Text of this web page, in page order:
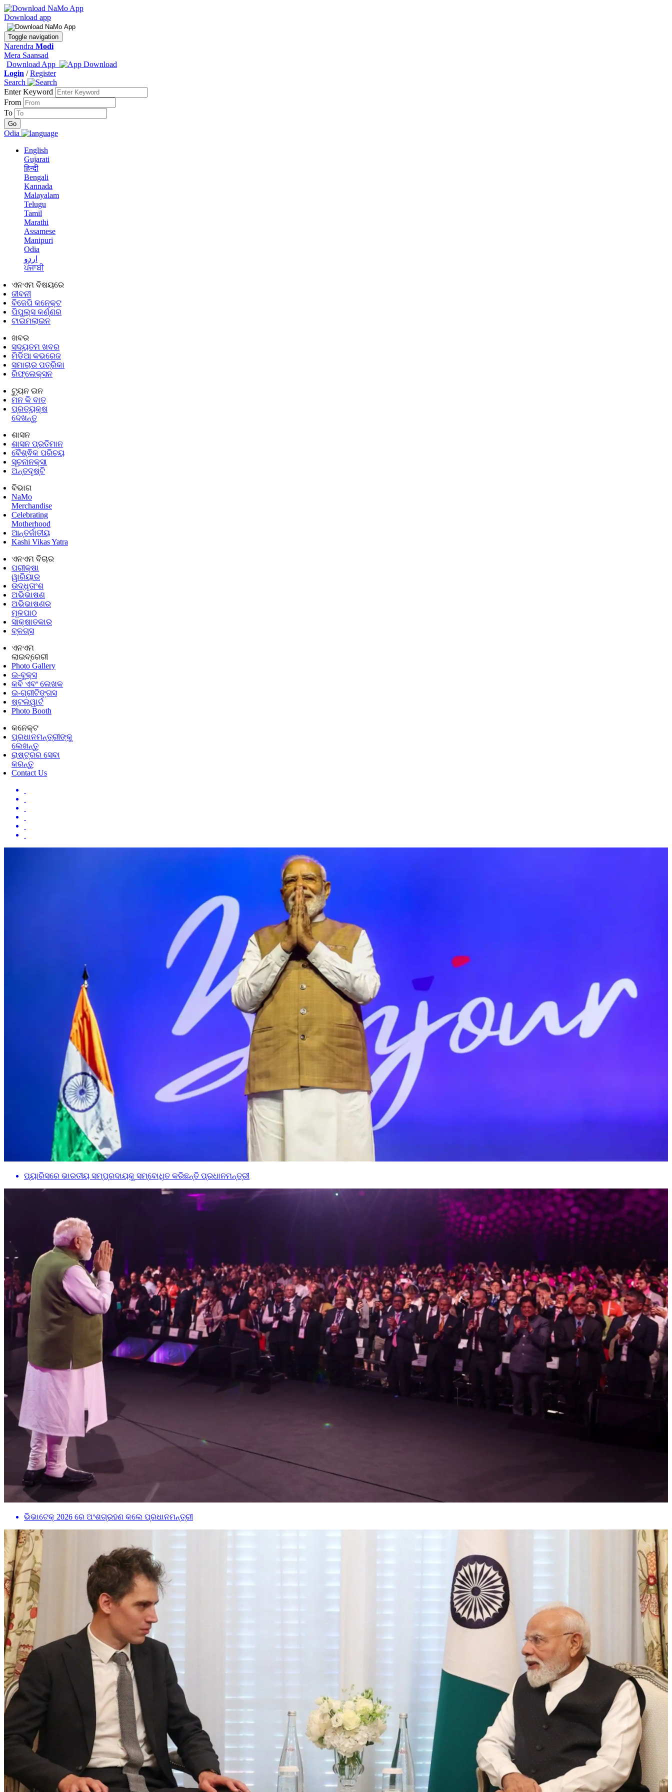
Download app
Toggle navigation
Narendra Modi
Mera Saansad
Download App
Login /Register
Search
Enter Keyword
From
To
Odia
English
Gujarati
हिन्दी
Bengali
Kannada
Malayalam
Telugu
Tamil
Marathi
Assamese
Manipuri
Odia
اردو
ਪੰਜਾਬੀ
ଏନଏମ ବିଷୟରେ
ଜୀବନୀ
ବିଜେପି କନେକ୍ଟ
ପିପୁଲ୍ସ କର୍ଣ୍ଣର
ଟାଇମଲାଇନ
ଖବର
ସଦ୍ୟତମ ଖବର
ମିଡିଆ କଭରେଜ
ସମାଚାର ପତ୍ରିକା
ରିଫ୍ଲେକ୍ସନ
ଟ୍ୟୁନ ଇନ
ମନ କି ବାତ
ପ୍ରତ୍ୟକ୍ଷ
ଦେଖନ୍ତୁ
ଶାସନ
ଶାସନ ପ୍ରତିମାନ
ବୈଶ୍ଵିକ ପରିଚୟ
ସୂଚନାନକ୍ସା
ଅନ୍ତଦୃଷ୍ଟି
ବିଭାଗ
NaMo
Merchandise
Celebrating
Motherhood
ଆନ୍ତର୍ଜାତୀୟ
Kashi Vikas Yatra
ଏନଏମ ବିଚାର
ପରୀକ୍ଷା
ୱାରିୟାର
ଉଦ୍ଧୃତାଂଶ
ଅଭିଭାଷଣ
ଅଭିଭାଷଣର
ମୂଳପାଠ
ସାକ୍ଷାତକାର
ବ୍ଳଗ୍ସ
ଏନଏମ
ଲାଇବ୍ରେରୀ
Photo Gallery
ଇ-ବୁକ୍ସ
କବି ଏବଂ ଲେଖକ
ଇ-ଗ୍ରୀଟିଙ୍ଗସ
ଷ୍ଟଲୱାର୍ଟ
Photo Booth
କନେକ୍ଟ
ପ୍ରଧାନମନ୍ତ୍ରୀଙ୍କୁ
ଲେଖନ୍ତୁ
ରାଷ୍ଟ୍ରର ସେବା
କରନ୍ତୁ
Contact Us
ପ୍ୟାରିସରେ ଭାରତୀୟ ସମ୍ପ୍ରଦାୟକୁ ସମ୍ବୋଧିତ କରିଛନ୍ତି ପ୍ରଧାନମନ୍ତ୍ରୀ
ଭିଭାଟେକ୍ 2026 ରେ ଅଂଶଗ୍ରହଣ କଲେ ପ୍ରଧାନମନ୍ତ୍ରୀ